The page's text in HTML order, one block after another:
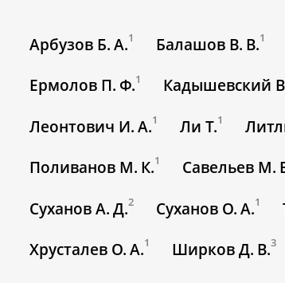
Арбузов Б. А.1 Балашов В. В.1
Ермолов П. Ф.1 Кадышевский
Леонтович И. А.1 Ли Т.1
Поливанов М. К.1 Савельев М.
Суханов А. Д.2 Суханов О. А.1
Хрусталев О. А.1 Ширков Д. В.3